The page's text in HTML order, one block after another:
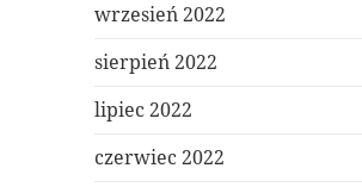
wrzesień 2022
sierpień 2022
lipiec 2022
czerwiec 2022